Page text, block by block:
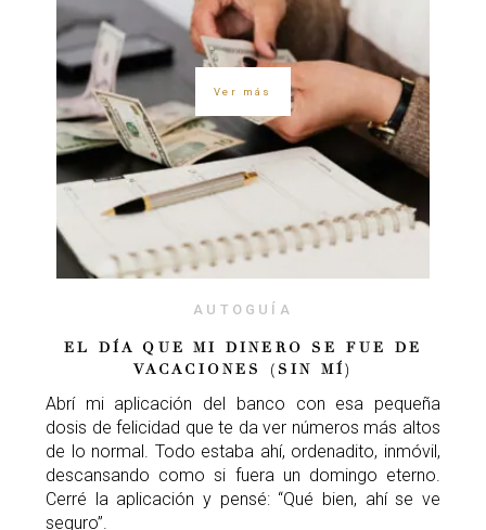
Ver más
AUTOGUÍA
EL DÍA QUE MI DINERO SE FUE DE
VACACIONES (SIN MÍ)
Abrí mi aplicación del banco con esa pequeña
dosis de felicidad que te da ver números más altos
de lo normal. Todo estaba ahí, ordenadito, inmóvil,
descansando como si fuera un domingo eterno.
Cerré la aplicación y pensé: “Qué bien, ahí se ve
seguro”.